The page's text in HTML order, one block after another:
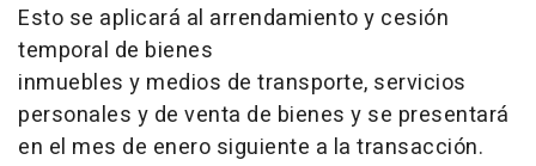
Esto se aplicará al arrendamiento y cesión
temporal de bienes
inmuebles y medios de transporte, servicios
personales y de venta de bienes y se presentará
en el mes de enero siguiente a la transacción.